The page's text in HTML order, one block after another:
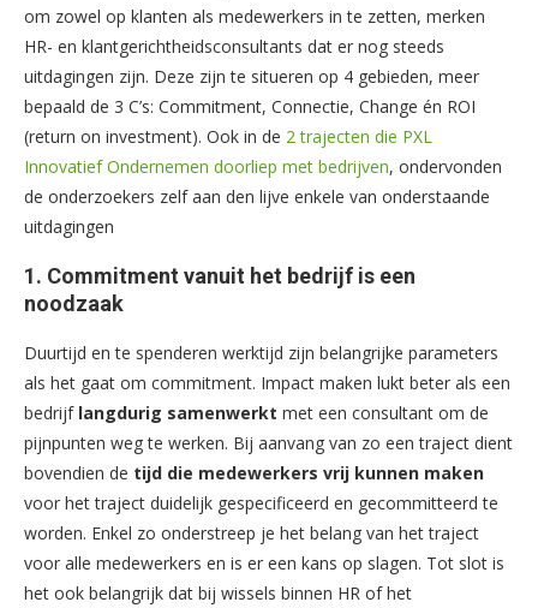
om zowel op klanten als medewerkers in te zetten, merken
HR- en klantgerichtheidsconsultants dat er nog steeds
uitdagingen zijn. Deze zijn te situeren op 4 gebieden, meer
bepaald de 3 C’s: Commitment, Connectie, Change én ROI
(return on investment). Ook in de 2 trajecten die PXL
Innovatief Ondernemen doorliep met bedrijven, ondervonden
de onderzoekers zelf aan den lijve enkele van onderstaande
uitdagingen
1. Commitment vanuit het bedrijf is een
noodzaak
Duurtijd en te spenderen werktijd zijn belangrijke parameters
als het gaat om commitment. Impact maken lukt beter als een
bedrijf langdurig samenwerkt met een consultant om de
pijnpunten weg te werken. Bij aanvang van zo een traject dient
bovendien de tijd die medewerkers vrij kunnen maken
voor het traject duidelijk gespecificeerd en gecommitteerd te
worden. Enkel zo onderstreep je het belang van het traject
voor alle medewerkers en is er een kans op slagen. Tot slot is
het ook belangrijk dat bij wissels binnen HR of het